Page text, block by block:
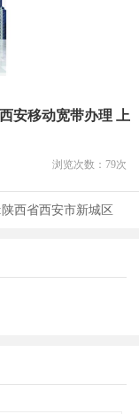
安移动宽带办理 上
浏览次数： 79次
陕西省西安市新城区